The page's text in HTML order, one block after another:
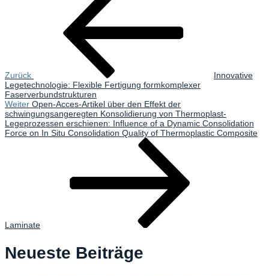
Navigation
Zurück
Innovative
Legetechnologie: Flexible Fertigung formkomplexer
Faserverbundstrukturen
Nächster
Beitrag
Weiter Open-Acces-Artikel über den Effekt der
schwingungsangeregten Konsolidierung von Thermoplast-
Legeprozessen erschienen: Influence of a Dynamic Consolidation
Force on In Situ Consolidation Quality of Thermoplastic Composite
Laminate
Neueste Beiträge